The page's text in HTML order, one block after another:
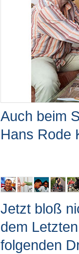
Auch beim
Hans Rode
Jetzt bloß
dem
folgenden